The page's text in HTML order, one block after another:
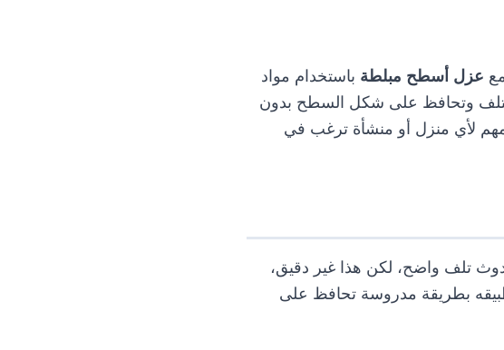
عزل أسطح مبلطة باستخدام مواد
وتحافظ على شكل السطح بدون
مهم لأي منزل أو منشأة ترغب في
تلف واضح، لكن هذا غير دقيق،
بطريقة مدروسة تحافظ على